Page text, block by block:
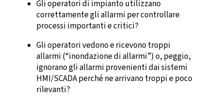
Gli operatori di impianto utilizzano
correttamente gli allarmi per controllare
processi importanti e critici?
Gli operatori vedono e ricevono troppi
allarmi (“inondazione di allarmi”) o, peggio,
ignorano gli allarmi provenienti dai sistemi
HMI/SCADA perché ne arrivano troppi e poco
rilevanti?